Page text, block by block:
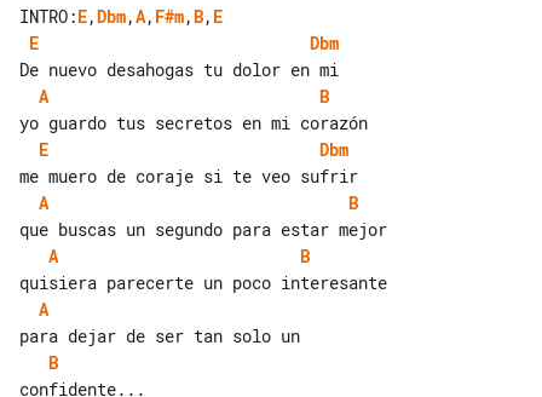
INTRO:E,Dbm,A, F#m,B, E
E
Dbm
A
B
E
Dbm
A
B
A
B
A
B
confidente...